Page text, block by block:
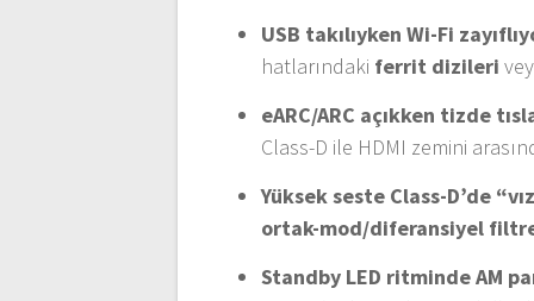
USB takılıyken Wi-Fi
hatlarındaki ferrit dizileri
eARC/ARC açıkken tizde
Class-D ile HDMI zemini
Yüksek seste Class-D’de
ortak-mod/diferansiyel
Standby LED ritminde AM